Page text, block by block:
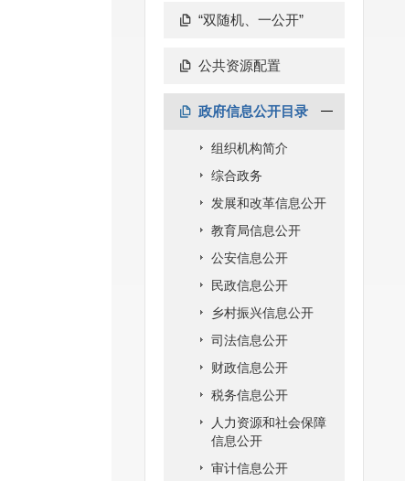
“双随机、一公开”
公共资源配置
政府信息公开目录
组织机构简介
综合政务
发展和改革信息公开
教育局信息公开
公安信息公开
民政信息公开
乡村振兴信息公开
司法信息公开
财政信息公开
税务信息公开
人力资源和社会保障
信息公开
审计信息公开